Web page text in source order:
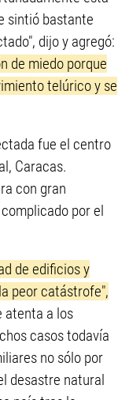
sintió bastante
dijo y agregó:
de miedo porque
telúrico y se
fue el centro
Caracas.
con gran
por el
de edificios y
peor catástrofe",
atenta a los
casos todavía
no sólo por
desastre natural